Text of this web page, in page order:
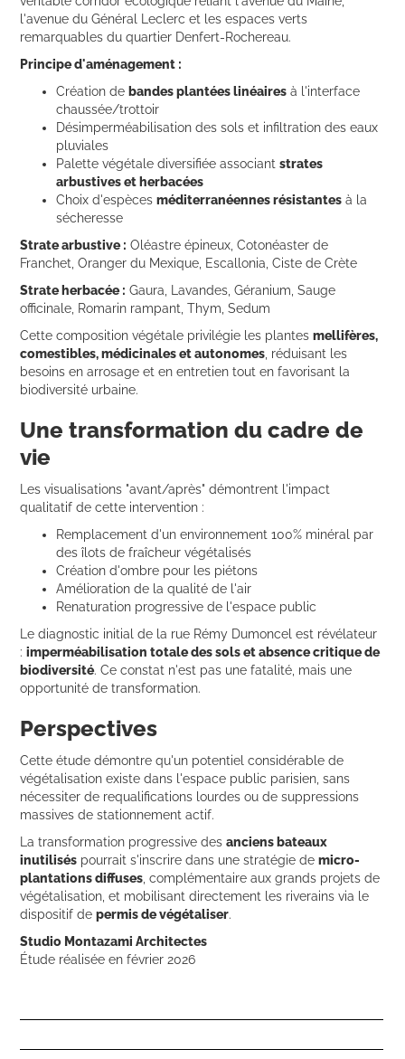
l'avenue du Général Leclerc et les espaces verts
remarquables du quartier Denfert-Rochereau.
Principe d'aménagement :
Création de bandes plantées linéaires à l'interface
chaussée/trottoir
Désimperméabilisation des sols et infiltration des eaux
pluviales
Palette végétale diversifiée associantstrates
arbustives et herbacées
Choix d'espècesméditerranéennes résistantes à la
sécheresse
Strate arbustive : Oléastre épineux, Cotonéaster de
Franchet, Oranger du Mexique, Escallonia, Ciste de Crète
Strate herbacée : Gaura, Lavandes, Géranium, Sauge
officinale, Romarin rampant, Thym, Sedum
Cette composition végétale privilégie les plantesmellifères,
comestibles, médicinales et autonomes , réduisant les
besoins en arrosage et en entretien tout en favorisant la
biodiversité urbaine.
Une transformation du cadre de
vie
Les visualisations "avant/après" démontrent l'impact
qualitatif de cette intervention :
Remplacement d'un environnement 100% minéral par
des îlots de fraîcheur végétalisés
Création d'ombre pour les piétons
Amélioration de la qualité de l'air
Renaturation progressive de l'espace public
Le diagnostic initial de la rue Rémy Dumoncel est révélateur
:imperméabilisation totale des sols et absence critique de
biodiversité. Ce constat n'est pas une fatalité, mais une
opportunité de transformation.
Perspectives
Cette étude démontre qu'un potentiel considérable de
végétalisation existe dans l'espace public parisien, sans
nécessiter de requalifications lourdes ou de suppressions
massives de stationnement actif.
La transformation progressive desanciens bateaux
inutilisés pourrait s'inscrire dans une stratégie demicro-
plantations diffuses , complémentaire aux grands projets de
végétalisation, et mobilisant directement les riverains via le
dispositif depermis de végétaliser.
Studio Montazami Architectes
Étude réalisée en février 2026